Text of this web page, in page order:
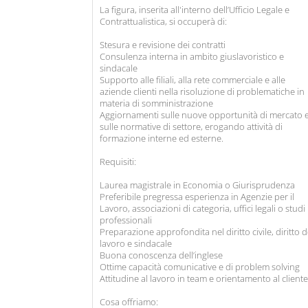
La figura, inserita all'interno dell’Ufficio Legale e
Contrattualistica, si occuperà di:
Stesura e revisione dei contratti
Consulenza interna in ambito giuslavoristico e
sindacale
Supporto alle filiali, alla rete commerciale e alle
aziende clienti nella risoluzione di problematiche in
materia di somministrazione
Aggiornamenti sulle nuove opportunità di mercato
sulle normative di settore, erogando attività di
formazione interne ed esterne.
Requisiti:
Laurea magistrale in Economia o Giurisprudenza
Preferibile pregressa esperienza in Agenzie per il
Lavoro, associazioni di categoria, uffici legali o studi
professionali
Preparazione approfondita nel diritto civile, diritto
lavoro e sindacale
Buona conoscenza dell’inglese
Ottime capacità comunicative e di problem solving
Attitudine al lavoro in team e orientamento al
Cosa offriamo: